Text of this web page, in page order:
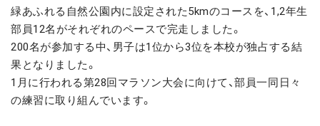
緑あふれる自然公園内に設定された5kmのコースを、1,2年生
部員12名がそれぞれのペースで完走しました。
200名が参加する中、男子は1位から3位を本校が独占する結
果となりました。
1月に行われる第28回マラソン大会に向けて、部員一同日々
の練習に取り組んでいます。